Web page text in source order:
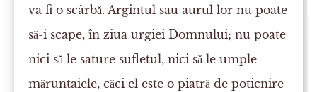
va fi o scârbă. Argintul sau aurul lor nu poate
să-i scape, în ziua urgiei Domnului; nu poate
nici să le sature sufletul, nici să le umple
măruntaiele, căci el este o piatră de poticnire